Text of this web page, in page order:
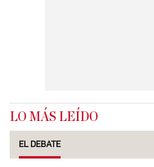
LO MÁS LEÍDO
EL DEBATE